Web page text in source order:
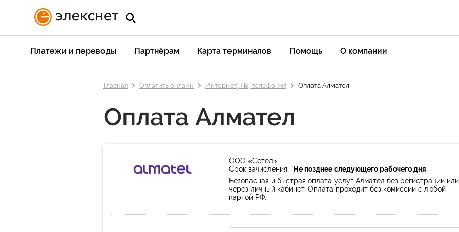
Платежи и переводы Партнёрам Карта терминалов Помощь О компании
Главная Оплатить онлайн Интернет, ТВ, телефония Оплата Алмател
Оплата Алмател
ООО «Сетел»
Срок зачисления:
Не позднее следующего рабочего дня
Безопасная и быстрая оплата услуг Алмател без регистрации или
через личный кабинет. Оплата проходит без комиссии с любой
картой РФ.